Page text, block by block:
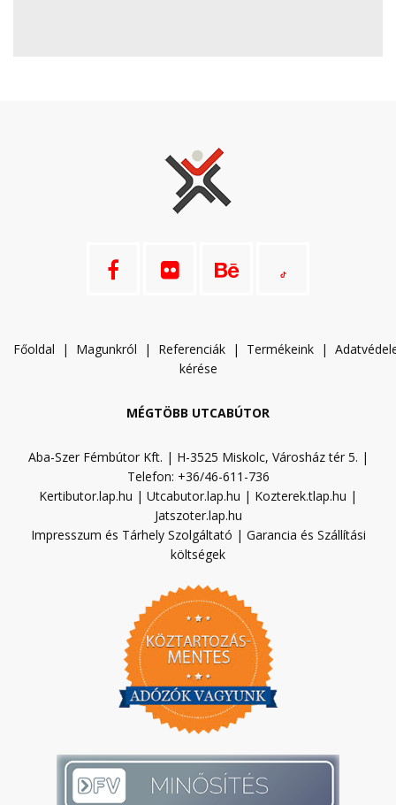
Főoldal | Magunkról | Referenciák | Termékeink | A
kérése
MÉGTÖBB UTCABÚTOR
Aba-Szer Fémbútor Kft. | H-3525 Miskolc, Városház tér 5. |
Telefon: +36/46-611-736
Kertibutor.lap.hu | Utcabutor.lap.hu | Kozterek.tlap.hu |
Jatszoter.lap.hu
Impresszum és Tárhely Szolgáltató | Garancia és Szállítási
költségek